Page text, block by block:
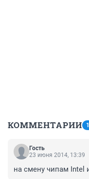
КОММЕНТАРИИ
Гость
23 июня 2014, 13:39
на смену чипам Intel